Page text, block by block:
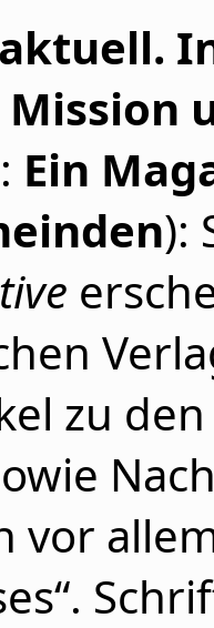
Mission
Ein
):
zu
vor